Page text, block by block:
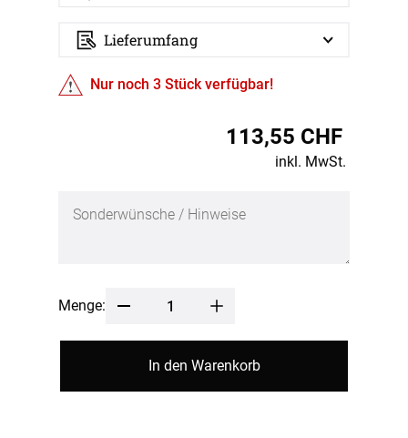
Lieferumfang
Nur noch3 Stück verfügbar!
113,55 CHF
inkl. MwSt.
Menge:
In den Warenkorb